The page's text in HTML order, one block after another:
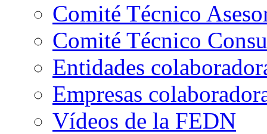
Comité Técnico
Comité Técnico
Entidades
Empresas
Vídeos de la FEDN